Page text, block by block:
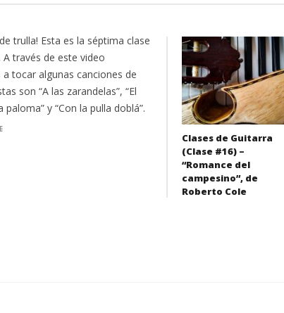
trulla! Esta es la séptima clase
A través de este video
a tocar algunas canciones de
son “A las zarandelas”, “El
paloma” y “Con la pulla doblá”.
Clases de Guitarra
(Clase #16) –
“Romance del
campesino”, de
Roberto Cole